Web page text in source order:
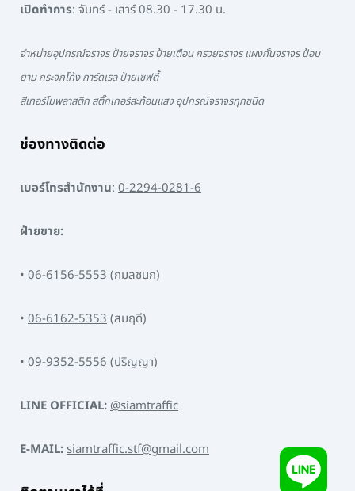
เปิดทำการ: จันทร์ - เสาร์ 08.30 - 17.30 น.
จำหน่ายอุปกรณ์จราจร ป้ายจราจร ป้ายเตือน กรวยจราจร แผงกั้นจราจร ป้อม
ยาม กระจกโค้ง การ์ดเรล ป้ายเซฟตี้
สีเทอร์โมพลาสติก สติ๊กเกอร์สะท้อนแสง อุปกรณ์จราจรทุกชนิด
ช่องทางติดต่อ
เบอร์โทรสำนักงาน: 0-2294-0281-6
ฝ่ายขาย:
• 06-6156-5553(กมลชนก)
• 06-6162-5353(สมฤดี)
• 09-9352-5556(ปริญญา)
LINE OFFICIAL:@siamtraffic
E-MAIL:siamtraffic.stf@gmail.com